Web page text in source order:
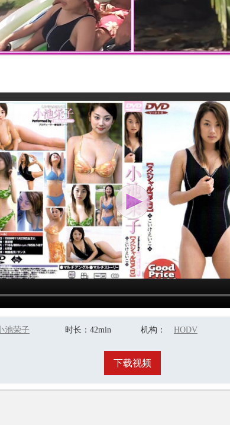
池荣子 时长 ：42min 机构 ： HODV
下载视频